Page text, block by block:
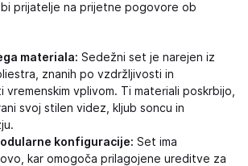
prijatelje na prijetne pogovore ob
materiala: Sedežni set je narejen iz
znanih po vzdržljivosti in
vplivom. Ti materiali poskrbijo,
svoj stilen videz, kljub soncu in
konfiguracije: Set ima
kar omogoča prilagojene ureditve za